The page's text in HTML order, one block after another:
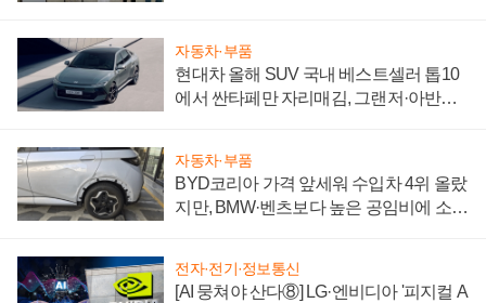
자동차·부품
현대차 올해 SUV 국내 베스트셀러 톱10
에서 싼타페만 자리매김, 그랜저·아반떼
자동차·부품
BYD코리아 가격 앞세워 수입차 4위 올랐
지만, BMW·벤츠보다 높은 공임비에 소비
전자·전기·정보통신
[AI 뭉쳐야 산다⑧] LG·엔비디아 '피지컬 A